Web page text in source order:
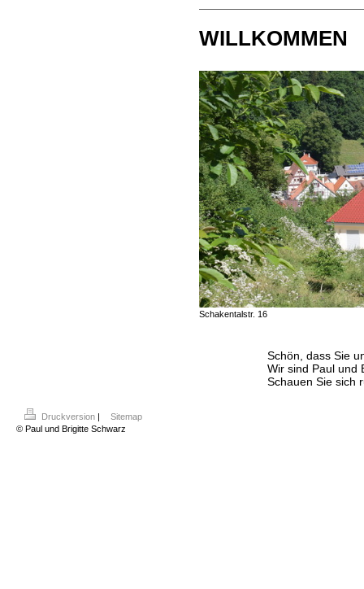
WILLKOMMEN
Schakentalstr. 16
Schön, dass Sie uns
Wir sind Paul und
Schauen Sie sich
Druckversion |
Sitemap
© Paul und Brigitte Schwarz